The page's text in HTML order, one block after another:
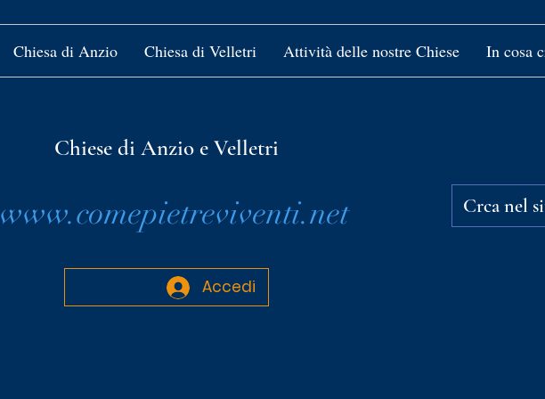
Chiesa di Anzio Chiesa di Velletri Attività delle nostre Chiese In cosa
Chiese di Anzio e Velletri
www.comepietreviventi.net
Accedi